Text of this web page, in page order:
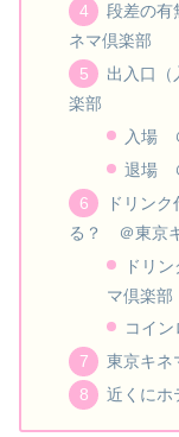
段差の
ネマ倶楽部
出入口
楽部
入場
退場
ドリン
る？ ＠東京
ドリ
マ倶楽部
コイ
東京キネ
近くに